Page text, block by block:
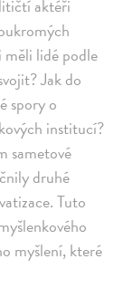
aktéři
měli lidé podle
Jak do
spory o
institucí?
sametové
druhé
Tuto
myšlení, které